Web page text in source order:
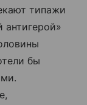
типажи
антигерой»
бы